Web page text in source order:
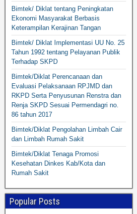
Bimtek/ Diklat tentang Peningkatan
Ekonomi Masyarakat Berbasis
Keterampilan Kerajinan Tangan
Bimtek/ Diklat Implementasi UU No. 25
Tahun 1992 tentang Pelayanan Publik
Terhadap SKPD
Bimtek/Diklat Perencanaan dan
Evaluasi Pelaksanaan RPJMD dan
RKPD Serta Penyusunan Renstra dan
Renja SKPD Sesuai Permendagri no.
86 tahun 2017
Bimtek/Diklat Pengolahan Limbah Cair
dan Limbah Rumah Sakit
Bimtek/Diklat Tenaga Promosi
Kesehatan Dinkes Kab/Kota dan
Rumah Sakit
Popular Posts